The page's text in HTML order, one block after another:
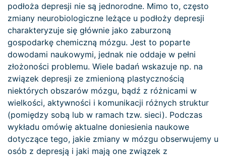
podłoża depresji nie są jednorodne. Mimo to, często
zmiany neurobiologiczne leżące u podłoży depresji
charakteryzuje się głównie jako zaburzoną
gospodarkę chemiczną mózgu. Jest to poparte
dowodami naukowymi, jednak nie oddaje w pełni
złożoności problemu. Wiele badań wskazuje np. na
związek depresji ze zmienioną plastycznością
niektórych obszarów mózgu, bądź z różnicami w
wielkości, aktywności i komunikacji różnych struktur
(pomiędzy sobą lub w ramach tzw. sieci). Podczas
wykładu omówię aktualne doniesienia naukowe
dotyczące tego, jakie zmiany w mózgu obserwujemy u
osób z depresją i jaki mają one związek z